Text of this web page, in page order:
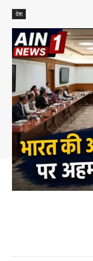
देश